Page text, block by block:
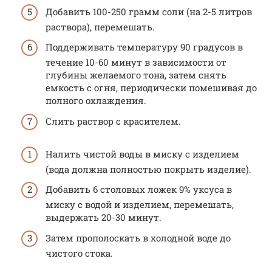
Добавить 100-250 грамм соли (на 2-5 литров
раствора), перемешать.
Поддерживать температуру 90 градусов в
течение 10-60 минут в зависимости от
глубины желаемого тона, затем снять
емкость с огня, периодически помешивая до
полного охлаждения.
Слить раствор с красителем.
Налить чистой воды в миску с изделием
(вода должна полностью покрыть изделие).
Добавить 6 столовых ложек 9% уксуса в
миску с водой и изделием, перемешать,
выдержать 20-30 минут.
Затем прополоскать в холодной воде до
чистого стока.